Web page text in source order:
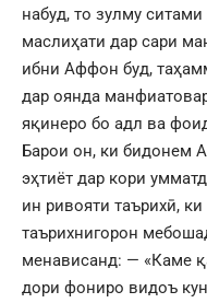
набуд, то зулму
маслиҳати дар сари
ибни Аффон буд,
дар оянда
яқинеро бо адл ва
Барои он, ки бидонем
эҳтиёт дар кори
ин ривояти таърихӣ,
таърихнигорон
менависанд: — «Каме
дори фониро видоъ